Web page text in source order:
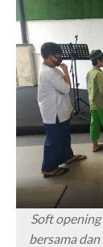
Soft
bersama